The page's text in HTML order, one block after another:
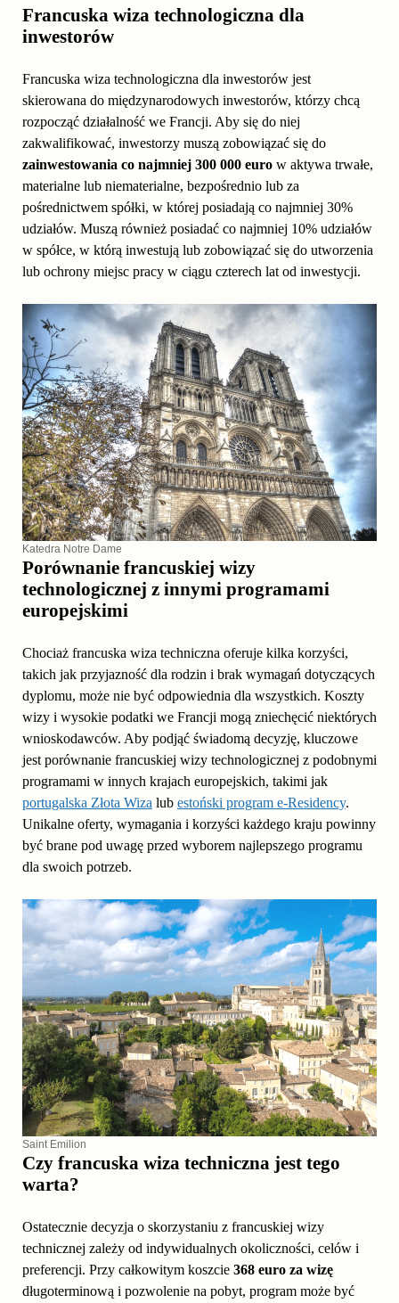
Francuska wiza technologiczna dla
inwestorów
Francuska wiza technologiczna dla inwestorów jest
skierowana do międzynarodowych inwestorów, którzy chcą
rozpocząć działalność we Francji. Aby się do niej
zakwalifikować, inwestorzy muszą zobowiązać się do
zainwestowania co najmniej 300 000 eurow aktywa trwałe,
materialne lub niematerialne, bezpośrednio lub za
pośrednictwem spółki, w której posiadają co najmniej 30%
udziałów. Muszą również posiadać co najmniej 10% udziałów
w spółce, w którą inwestują lub zobowiązać się do utworzenia
lub ochrony miejsc pracy w ciągu czterech lat od inwestycji.
Katedra Notre Dame
Porównanie francuskiej wizy
technologicznej z innymi programami
europejskimi
Chociaż francuska wiza techniczna oferuje kilka korzyści,
takich jak przyjazność dla rodzin i brak wymagań dotyczących
dyplomu, może nie być odpowiednia dla wszystkich. Koszty
wizy i wysokie podatki we Francji mogą zniechęcić niektórych
wnioskodawców. Aby podjąć świadomą decyzję, kluczowe
jest porównanie francuskiej wizy technologicznej z podobnymi
programami w innych krajach europejskich, takimi jak
portugalska Złota Wizalub estoński program e-Residency.
Unikalne oferty, wymagania i korzyści każdego kraju powinny
być brane pod uwagę przed wyborem najlepszego programu
dla swoich potrzeb.
Saint Emilion
Czy francuska wiza techniczna jest tego
warta?
Ostatecznie decyzja o skorzystaniu z francuskiej wizy
technicznej zależy od indywidualnych okoliczności, celów i
preferencji. Przy całkowitym koszcie 368 euro za wizę
długoterminową i pozwolenie na pobyt, program może być